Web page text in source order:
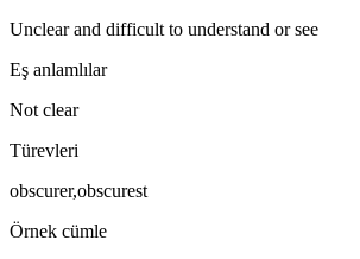
Unclear and difficult to understand or see
Eş anlamlılar
Not clear
Türevleri
obscurer,obscurest
Örnek cümle